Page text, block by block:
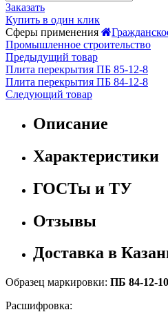
Заказать
Купить в один клик
Сферы применения
Промышленное строительство
Предыдущий товар
Плита перекрытия ПБ 85-12-8
Плита перекрытия ПБ 84-12-8
Следующий товар
Описание
Характеристики
ГОСТы и ТУ
Отзывы
Доставка в
Образец маркировки: ПБ 84-12-10
Расшифровка: